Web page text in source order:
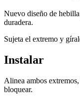
Nuevo diseño de
duradera.
Sujeta el extremo y
Instalar
Alinea ambos
bloquear.